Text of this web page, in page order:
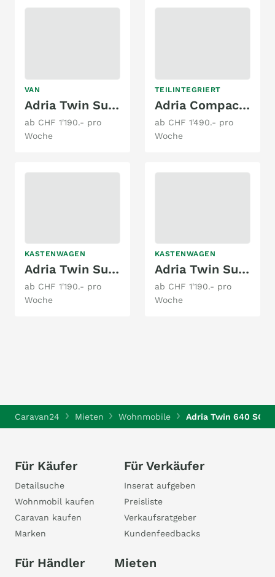
VAN
Adria Twin Supr. 600 SPB
ab CHF 1'190.- pro
Woche
TEILINTEGRIERT
Adria Compact SL
ab CHF 1'490.- pro
Woche
KASTENWAGEN
Adria Twin Supreme 640 SLB
ab CHF 1'190.- pro
Woche
KASTENWAGEN
Adria Twin Supreme 640 SGX Automat
ab CHF 1'190.- pro
Woche
Caravan24 Mieten Wohnmobile Adria Twin 640 SGX
Für Käufer
Detailsuche
Wohnmobil kaufen
Caravan kaufen
Marken
Für Verkäufer
Inserat aufgeben
Preisliste
Verkaufsratgeber
Kundenfeedbacks
Für Händler Mieten